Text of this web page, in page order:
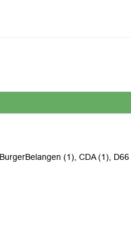
(1), CDA (1),